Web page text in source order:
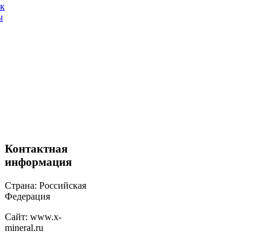
Контактная
информация
Страна: Российская
Федерация
Сайт: www.x-
mineral.ru